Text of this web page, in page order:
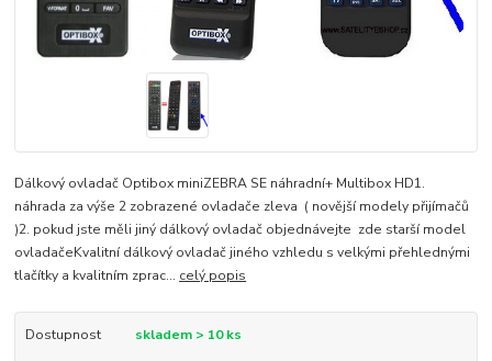
Dálkový ovladač Optibox miniZEBRA SE náhradní+ Multibox HD1.
náhrada za výše 2 zobrazené ovladače zleva ( novější modely přijímačů
)2. pokud jste měli jiný dálkový ovladač objednávejte zde starší model
ovladačeKvalitní dálkový ovladač jiného vzhledu s velkými přehlednými
tlačítky a kvalitním zprac... celý popis
Dostupnost skladem > 10 ks